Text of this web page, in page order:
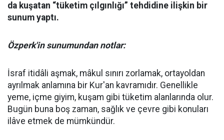
da kuşatan “tüketim çılgınlığı” tehdidine ilişkin bir
sunum yaptı.
Özperk'in sunumundan notlar:
İsraf itidâli aşmak, mâkul sınırı zorlamak, ortayoldan
ayrılmak anlamına bir Kur'an kavramıdır. Genellikle
yeme, içme giyim, kuşam gibi tüketim alanlarında olur.
Bugün buna boş zaman, sağlık ve çevre gibi konuları
ilâve etmek de mümkündür.